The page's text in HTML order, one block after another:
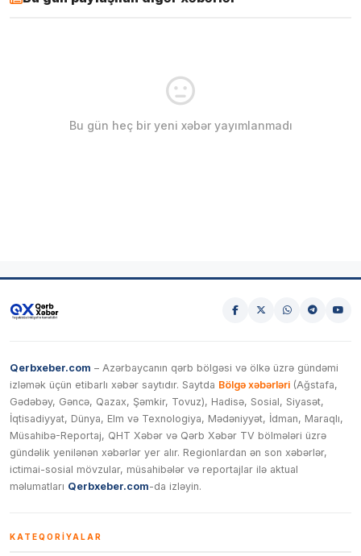
Bu gün heç bir yeni xəbər yayımlanmadı
Qerbxeber.com – Azərbaycanın qərb bölgəsi və ölkə üzrə gündəmi
izləmək üçün etibarlı xəbər saytıdır. Saytda Bölgə xəbərləri (Ağstafa,
Gədəbəy, Gəncə, Qazax, Şəmkir, Tovuz), Hadisə, Sosial, Siyasət,
İqtisadiyyat, Dünya, Elm və Texnologiya, Mədəniyyət, İdman, Maraqlı,
Müsahibə-Reportaj, QHT Xəbər və Qərb Xəbər TV bölmələri üzrə
gündəlik yenilənən xəbərlər yer alır. Regionlardan ən son xəbərlər,
ictimai-sosial mövzular, müsahibələr və reportajlar ilə aktual
məlumatları Qerbxeber.com-da izləyin.
KATEQORIYALAR